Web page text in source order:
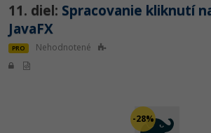
11. diel: Spracovanie kliknutí
JavaFX
PRO Nehodnotené
-28%